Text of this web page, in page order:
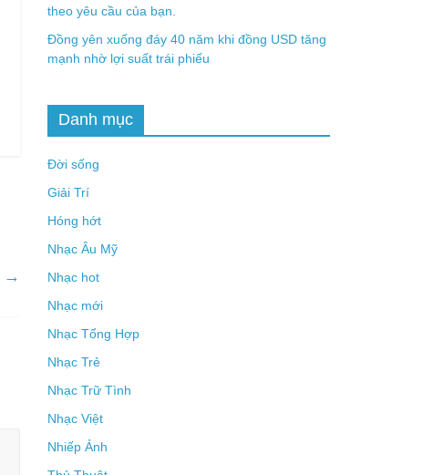
→
theo yêu cầu của bạn.
Đồng yên xuống đáy 40 năm khi đồng USD tăng
mạnh nhờ lợi suất trái phiếu
Danh mục
Đời sống
Giải Trí
Hóng hớt
Nhạc Âu Mỹ
Nhạc hot
Nhạc mới
Nhạc Tổng Hợp
Nhạc Trẻ
Nhạc Trữ Tình
Nhạc Việt
Nhiếp Ảnh